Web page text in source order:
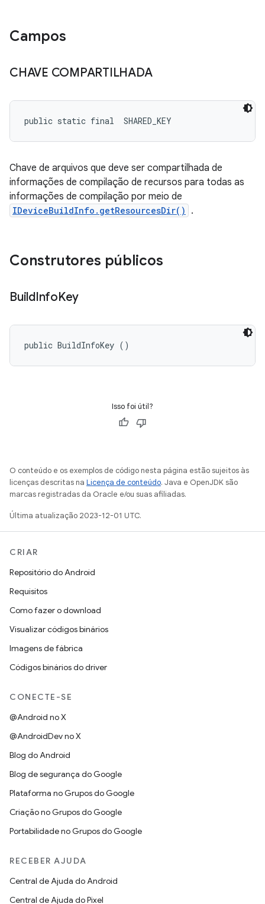
Campos
CHAVE COMPARTILHADA
public static final SHARED_KEY
Chave de arquivos que deve ser compartilhada de
informações de compilação de recursos para todas as
informações de compilação por meio de
IDeviceBuildInfo.getResourcesDir() .
Construtores públicos
BuildInfoKey
public BuildInfoKey ()
Isso foi útil?
O conteúdo e os exemplos de código nesta página estão sujeitos às
licenças descritas na Licença de conteúdo. Java e OpenJDK são
marcas registradas da Oracle e/ou suas afiliadas.
Última atualização 2023-12-01 UTC.
CRIAR
Repositório do Android
Requisitos
Como fazer o download
Visualizar códigos binários
Imagens de fábrica
Códigos binários do driver
CONECTE-SE
@Android no X
@AndroidDev no X
Blog do Android
Blog de segurança do Google
Plataforma no Grupos do Google
Criação no Grupos do Google
Portabilidade no Grupos do Google
RECEBER AJUDA
Central de Ajuda do Android
Central de Ajuda do Pixel